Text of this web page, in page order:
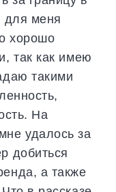
для меня
хорошо
так как имею
такими
На
удалось за
добиться
а также